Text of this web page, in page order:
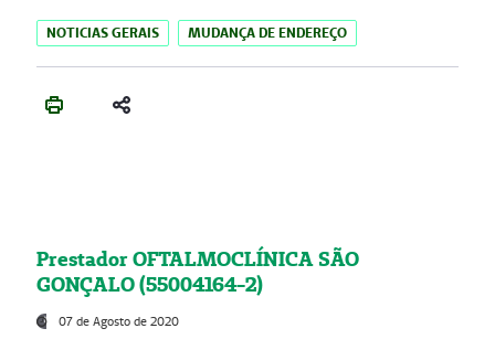
NOTICIAS GERAIS MUDANÇA DE ENDEREÇO
Prestador OFTALMOCLÍNICA SÃO
GONÇALO (55004164-2)
07 de Agosto de 2020